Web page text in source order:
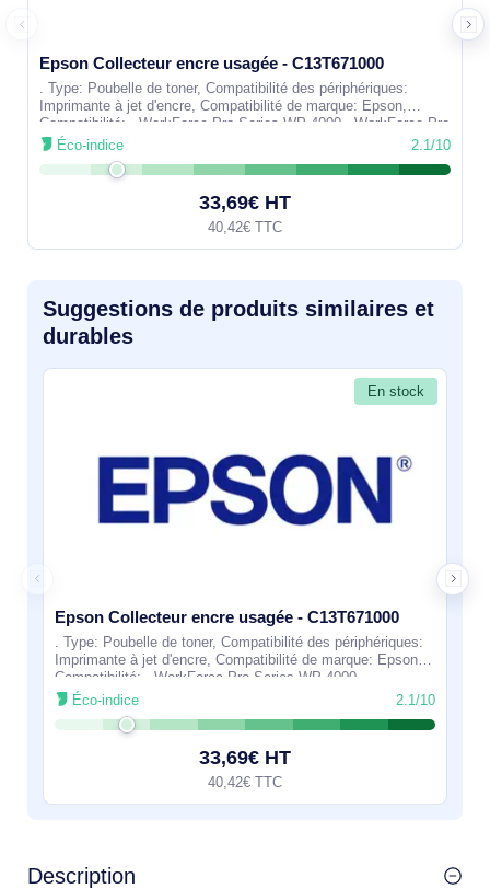
Epson Collecteur encre usagée - C13T671000
. Type: Poubelle de toner, Compatibilité des périphériques:
Imprimante à jet d'encre, Compatibilité de marque: Epson,
Compatibilité: - WorkForce Pro Series WP-4000 - WorkForce Pro
Series WP-4500 -
Éco-indice 2.1/10
33,69€ HT
40,42€ TTC
Suggestions de produits similaires et
durables
En stock
Epson Collecteur encre usagée - C13T671000
. Type: Poubelle de toner, Compatibilité des périphériques:
Imprimante à jet d'encre, Compatibilité de marque: Epson,
Compatibilité: - WorkForce Pro Series WP-4000 -
WorkForce Pro Series WP-4500 -
Éco-indice 2.1/10
33,69€ HT
40,42€ TTC
Description